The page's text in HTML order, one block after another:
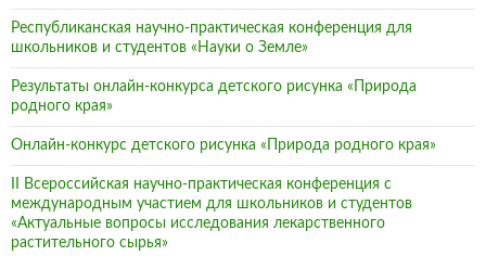
Республиканская научно-практическая конференция для
школьников и студентов «Науки о Земле»
Результаты онлайн-конкурса детского рисунка «Природа
родного края»
Онлайн-конкурс детского рисунка «Природа родного края»
II Всероссийская научно-практическая конференция с
международным участием для школьников и студентов
«Актуальные вопросы исследования лекарственного
растительного сырья»